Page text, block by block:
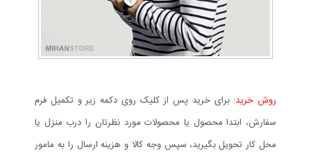
روش خرید: برای خرید پس از کلیک روی دکمه زیر و تکمیل فرم
سفارش، ابتدا محصول یا محصولات مورد نظرتان را درب منزل یا
محل کار تحویل بگیرید، سپس وجه کالا و هزینه ارسال را به مامور